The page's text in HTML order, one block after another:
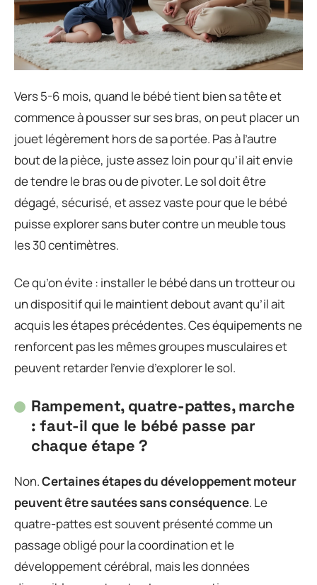
Vers 5-6 mois, quand le bébé tient bien sa tête et
commence à pousser sur ses bras, on peut placer un
jouet légèrement hors de sa portée. Pas à l’autre
bout de la pièce, juste assez loin pour qu’il ait envie
de tendre le bras ou de pivoter. Le sol doit être
dégagé, sécurisé, et assez vaste pour que le bébé
puisse explorer sans buter contre un meuble tous
les 30 centimètres.
Ce qu’on évite : installer le bébé dans un trotteur ou
un dispositif qui le maintient debout avant qu’il ait
acquis les étapes précédentes. Ces équipements ne
renforcent pas les mêmes groupes musculaires et
peuvent retarder l’envie d’explorer le sol.
Rampement, quatre-pattes, marche
: faut-il que le bébé passe par
chaque étape ?
Non.Certaines étapes du développement moteur
peuvent être sautées sans conséquence. Le
quatre-pattes est souvent présenté comme un
passage obligé pour la coordination et le
développement cérébral, mais les données